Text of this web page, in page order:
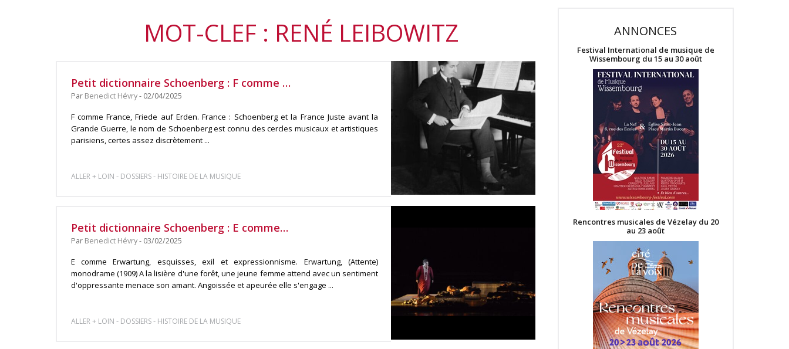
MOT-CLEF : RENÉ LEIBOWITZ
Petit dictionnaire Schoenberg : F comme …
Par Benedict Hévry- 02/04/2025
F comme France, Friede auf Erden. France : Schoenberg et la France Juste avant la
Grande Guerre, le nom de Schoenberg est connu des cercles musicaux et artistiques
parisiens, certes assez discrètement ...
ALLER + LOIN - DOSSIERS- HISTOIRE DE LA MUSIQUE
Petit dictionnaire Schoenberg : E comme…
Par Benedict Hévry- 03/02/2025
E comme Erwartung, esquisses, exil et expressionnisme. Erwartung, (Attente)
monodrame (1909) A la lisière d'une forêt, une jeune femme attend avec un sentiment
d'oppressante menace son amant. Angoissée et apeurée elle s'engage ...
ALLER + LOIN - DOSSIERS- HISTOIRE DE LA MUSIQUE
ANNONCES
Festival International de musique de
Wissembourg du 15 au 30 août
Rencontres musicales de Vézelay du 20
au 23 août